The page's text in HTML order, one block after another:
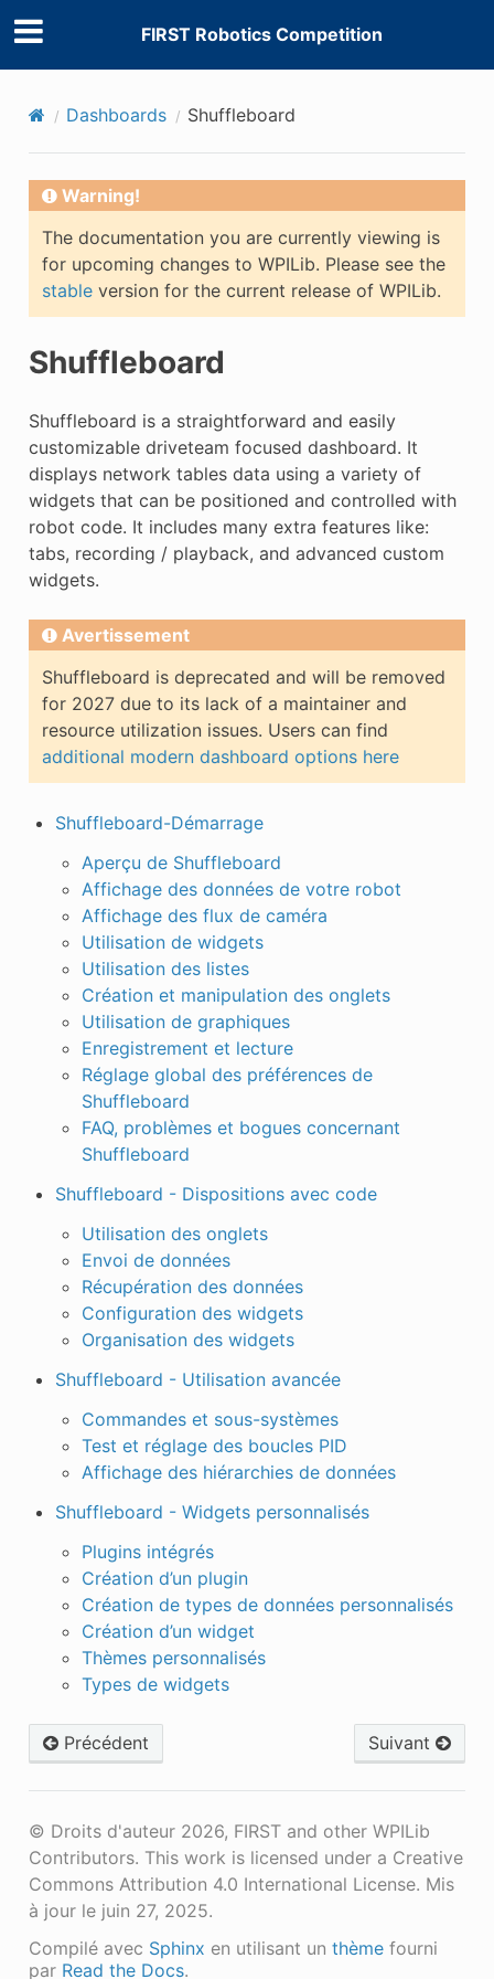
FIRST Robotics Competition
Dashboards Shuffleboard
Warning!
The documentation you are currently viewing is
for upcoming changes to WPILib. Please see the
stableversion for the current release of WPILib.
Shuffleboard
Shuffleboard is a straightforward and easily
customizable driveteam focused dashboard. It
displays network tables data using a variety of
widgets that can be positioned and controlled with
robot code. It includes many extra features like:
tabs, recording / playback, and advanced custom
widgets.
Avertissement
Shuffleboard is deprecated and will be removed
for 2027 due to its lack of a maintainer and
resource utilization issues. Users can find
additional modern dashboard options here
Shuffleboard-Démarrage
Aperçu de Shuffleboard
Affichage des données de votre robot
Affichage des flux de caméra
Utilisation de widgets
Utilisation des listes
Création et manipulation des onglets
Utilisation de graphiques
Enregistrement et lecture
Réglage global des préférences de
Shuffleboard
FAQ, problèmes et bogues concernant
Shuffleboard
Shuffleboard - Dispositions avec code
Utilisation des onglets
Envoi de données
Récupération des données
Configuration des widgets
Organisation des widgets
Shuffleboard - Utilisation avancée
Commandes et sous-systèmes
Test et réglage des boucles PID
Affichage des hiérarchies de données
Shuffleboard - Widgets personnalisés
Plugins intégrés
Création d’un plugin
Création de types de données personnalisés
Création d’un widget
Thèmes personnalisés
Types de widgets
Précédent Suivant
© Droits d'auteur 2026, FIRST and other WPILib
Contributors. This work is licensed under a Creative
Commons Attribution 4.0 International License. Mis
à jour le juin 27, 2025.
Compilé avec Sphinx en utilisant un thèmefourni
par Read the Docs.